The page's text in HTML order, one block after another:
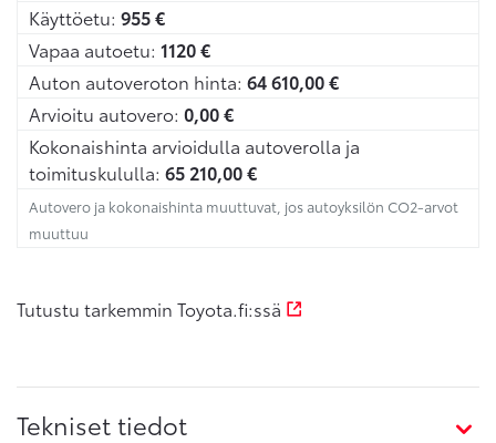
Käyttöetu: 955€
Vapaa autoetu: 1120€
Auton autoveroton hinta: 64 610,00€
Arvioitu autovero: 0,00€
Kokonaishinta arvioidulla autoverolla ja
toimituskululla: 65 210,00€
Autovero ja kokonaishinta muuttuvat, jos autoyksilön CO2-arvot
muuttuu
Tutustu tarkemmin Toyota.fi:ssä
Tekniset tiedot